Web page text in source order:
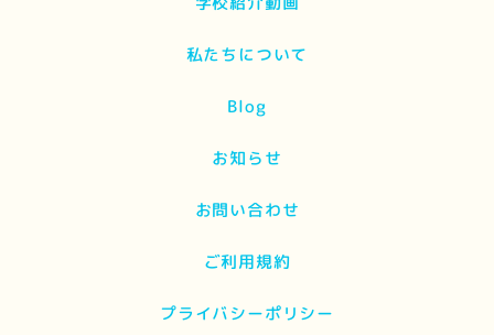
私たちについて
Blog
お知らせ
お問い合わせ
ご利用規約
プライバシーポリシー